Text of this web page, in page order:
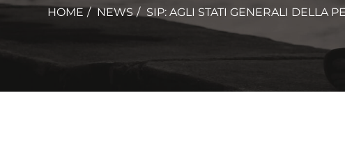
HOME NEWS SIP: AGLI STATI GENERALI DELLA